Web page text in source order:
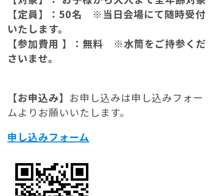
【定員】：50名 ※当日会場にて随時受付
いたします。
【参加費用 】： 無料 ※水筒をご持参くだ
さいませ。
【お申込み】 お申し込みは申し込みフォー
ムよりお願いいたします。
申し込みフォーム